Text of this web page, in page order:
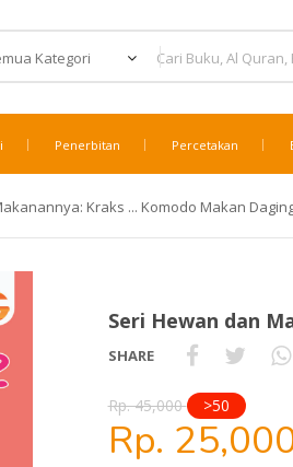
Penerbitan Percetakan
Kraks ... Komodo Makan
Seri Hewan dan
SHARE
Rp. 45,000 >50
Rp.